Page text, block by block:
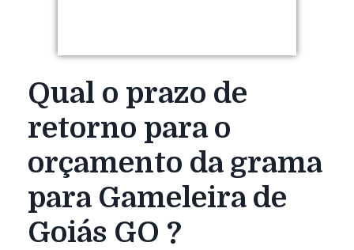
Qual o prazo de
retorno para o
orçamento da grama
para Gameleira de
Goiás GO ?